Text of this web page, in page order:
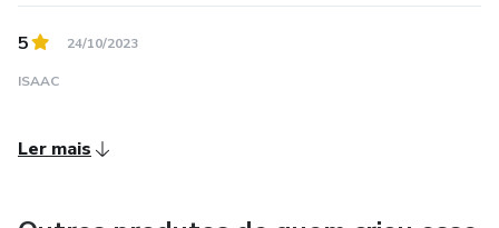
5 24/10/2023
ISAAC
Ler mais